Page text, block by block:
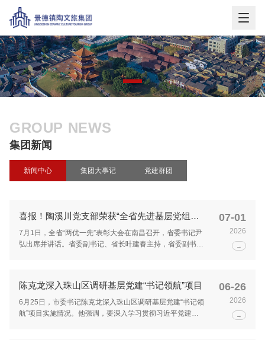
GROUP NEWS
集团新闻
新闻中心 集团大事记 党建群团
喜报！陶溪川党支部荣获“全省先进基层党组
织”称号
7月1日，全省“两优一先”表彰大会在南昌召开，省委书记尹
弘出席并讲话。省委副书记、省长叶建春主持，省委副书记
07-01
2026
→
陈克龙深入珠山区调研基层党建“书记领航”项目
6月25日，市委书记陈克龙深入珠山区调研基层党建“书记领
航”项目实施情况。他强调，要深入学习贯彻习近平党建思
06-26
2026
→